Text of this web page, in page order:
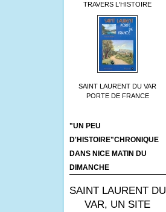
TRAVERS L'HISTOIRE
SAINT LAURENT DU VAR
PORTE DE FRANCE
"UN PEU
D'HISTOIRE"CHRONIQUE
DANS NICE MATIN DU
DIMANCHE
SAINT LAURENT DU
VAR, UN SITE